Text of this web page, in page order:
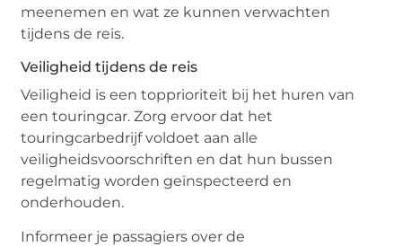
meenemen en wat ze kunnen verwachten
tijdens de reis.
Veiligheid tijdens de reis
Veiligheid is een topprioriteit bij het huren van
een touringcar. Zorg ervoor dat het
touringcarbedrijf voldoet aan alle
veiligheidsvoorschriften en dat hun bussen
regelmatig worden geïnspecteerd en
onderhouden.
Informeer je passagiers over de